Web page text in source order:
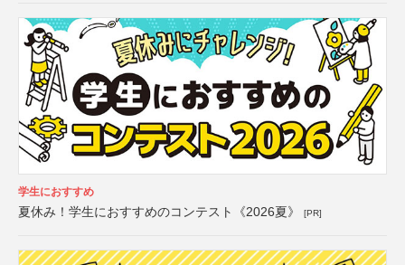
学生におすすめ
夏休み！学生におすすめのコンテスト《2026夏》 [PR]